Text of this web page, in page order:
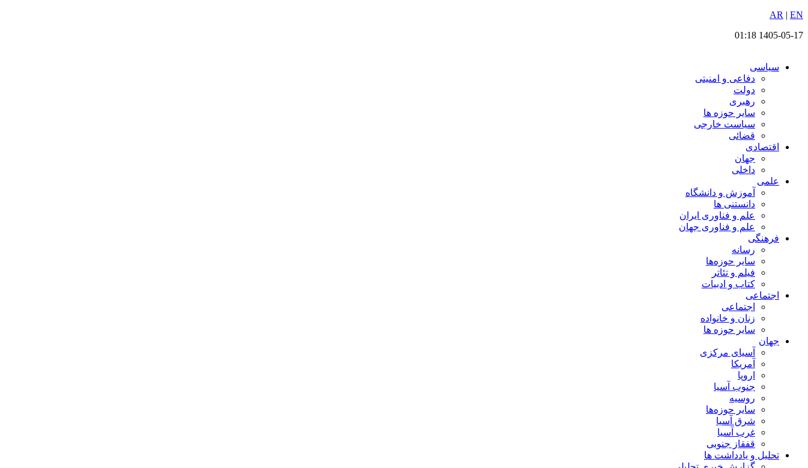
پرش
محتوا
AR | EN
1405-05-17 01:18
سیاسی
دفاعی و امنیتی
دولت
رهبری
سایر حوزه ها
سیاست خارجی
قضائی
اقتصادی
جهان
داخلی
علمی
آموزش و دانشگاه
دانستنی ها
علم و فناوری ایران
علم و فناوری جهان
فرهنگی
رسانه
سایر حوزه‌ها
فیلم و تئاتر
کتاب و ادبیات
اجتماعی
اجتماعی
زنان و خانواده
سایر حوزه ها
جهان
آسیای مرکزی
آمریکا
اروپا
جنوب آسیا
روسیه
سایر حوزه‌ها
شرق آسیا
غرب آسیا
قفقاز جنوبی
تحلیل و یادداشت ها